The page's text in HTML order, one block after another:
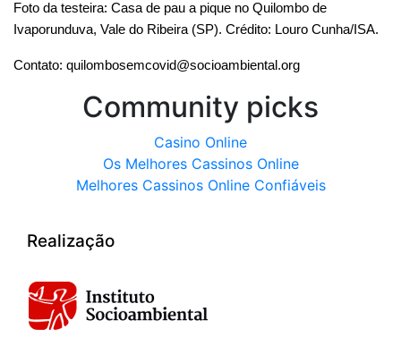
Foto da testeira: Casa de pau a pique no Quilombo de
Ivaporunduva, Vale do Ribeira (SP). Crédito: Louro Cunha/ISA.
Contato: quilombosemcovid@socioambiental.org